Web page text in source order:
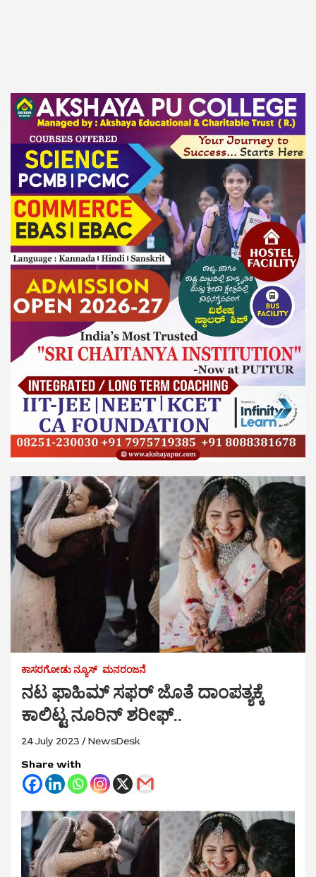
ಕಾಸರಗೋಡು ನ್ಯೂಸ್ ಮನರಂಜನೆ
ನಟ ಫಾಹಿಮ್‌ ಸಫರ್‌ ಜೊತೆ ದಾಂಪತ್ಯಕ್ಕೆ
ಕಾಲಿಟ್ಟ ನೂರಿನ್‌ ಶರೀಫ್..
24 July 2023 NewsDesk
Share with